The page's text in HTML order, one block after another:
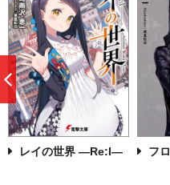
レイの世界 ―Re:I― フ
前
へ